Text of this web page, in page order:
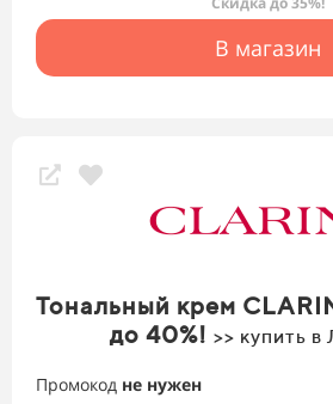
В магазин
Тональный крем
до 40%! >> купить
Промокод не нужен